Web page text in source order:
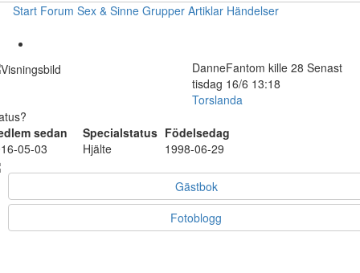
Start Forum Sex & Sinne Grupper Artiklar Händelser
DanneFantom kille 28 Senast
tisdag 16/6 13:18
Torslanda
sedan
Specialstatus Födelsedag
05-03
Hjälte 1998-06-29
Gästbok
Fotoblogg